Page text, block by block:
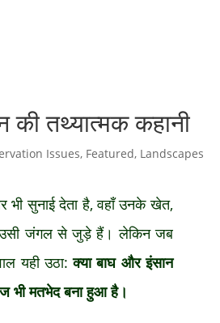
की तथ्यात्मक कहानी
Issues, Featured, Landscapes
भी सुनाई देता है, वहाँ उनके खेत,
जंगल से जुड़े हैं। लेकिन जब
यही उठा:क्या बाघ और इंसान
भी मतभेद बना हुआ है।